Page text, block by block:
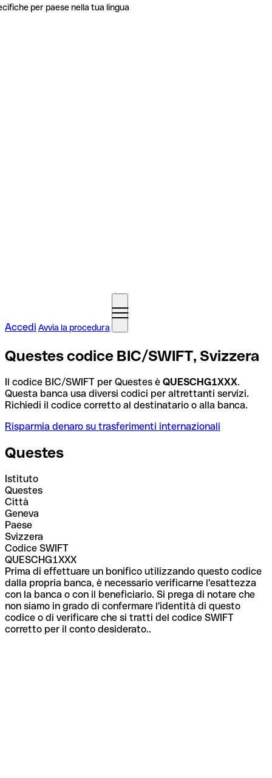
per paese nella tua lingua
Accedi Avvia la procedura
Questes codice BIC/SWIFT, Svizzera
Il codice BIC/SWIFT per Questes è QUESCHG1XXX.
Questa banca usa diversi codici per altrettanti servizi.
Richiedi il codice corretto al destinatario o alla banca.
Risparmia denaro su trasferimenti internazionali
Questes
Istituto
Questes
Città
Geneva
Paese
Svizzera
Codice SWIFT
QUESCHG1XXX
Prima di effettuare un bonifico utilizzando questo codice
dalla propria banca, è necessario verificarne l'esattezza
con la banca o con il beneficiario. Si prega di notare che
non siamo in grado di confermare l'identità di questo
codice o di verificare che si tratti del codice SWIFT
corretto per il conto desiderato..